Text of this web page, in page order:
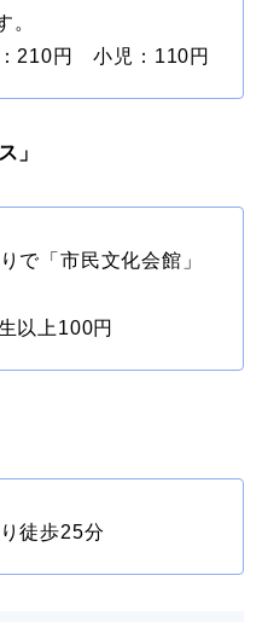
。
210円 小児：110円
」
で「市民文化会館」
以上100円
徒歩25分